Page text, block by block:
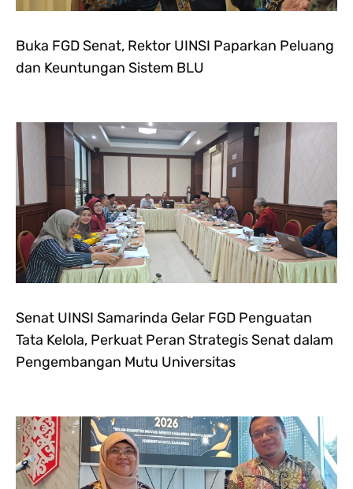
Buka FGD Senat, Rektor UINSI Paparkan Peluang
dan Keuntungan Sistem BLU
Senat UINSI Samarinda Gelar FGD Penguatan
Tata Kelola, Perkuat Peran Strategis Senat dalam
Pengembangan Mutu Universitas